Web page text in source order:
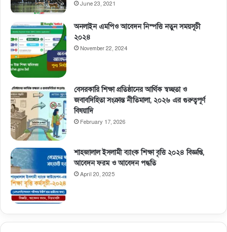
June 23, 2021
অনলাইন এমপিও আবেদন নিস্পত্তি নতুন সময়সূচী
২০২৪
November 22, 2024
বেসরকারি শিক্ষা প্রতিষ্ঠানের আর্থিক স্বচ্ছতা ও
জবাবদিহিতা সংক্রান্ত নীতিমালা, ২০২৬ এর গুরুত্বপূর্ণ
বিষয়াদি
February 17, 2026
শাহজালাল ইসলামী ব্যাংক শিক্ষা বৃত্তি ২০২৪ বিজ্ঞপ্তি,
আবেদন ফরম ও আবেদন পদ্ধতি
April 20, 2025